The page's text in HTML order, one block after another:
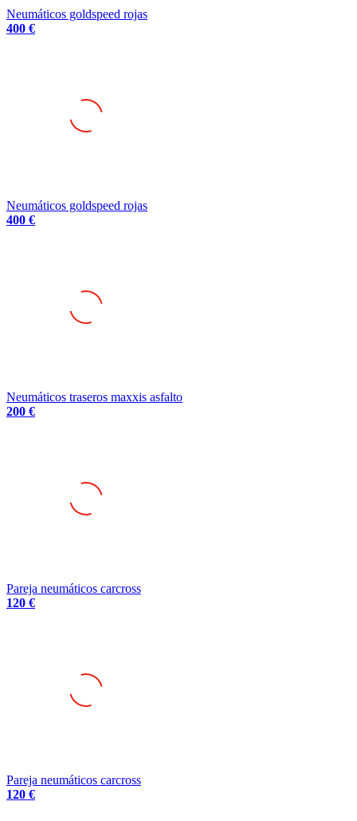
Neumáticos goldspeed rojas
400 €
Neumáticos goldspeed rojas
400 €
Neumáticos traseros maxxis asfalto
200 €
Pareja neumáticos carcross
120 €
Pareja neumáticos carcross
120 €